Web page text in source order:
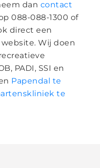
dan contact
088-088-1300 of
direct een
Wij doen
PADI, SSI en
Papendal te
te